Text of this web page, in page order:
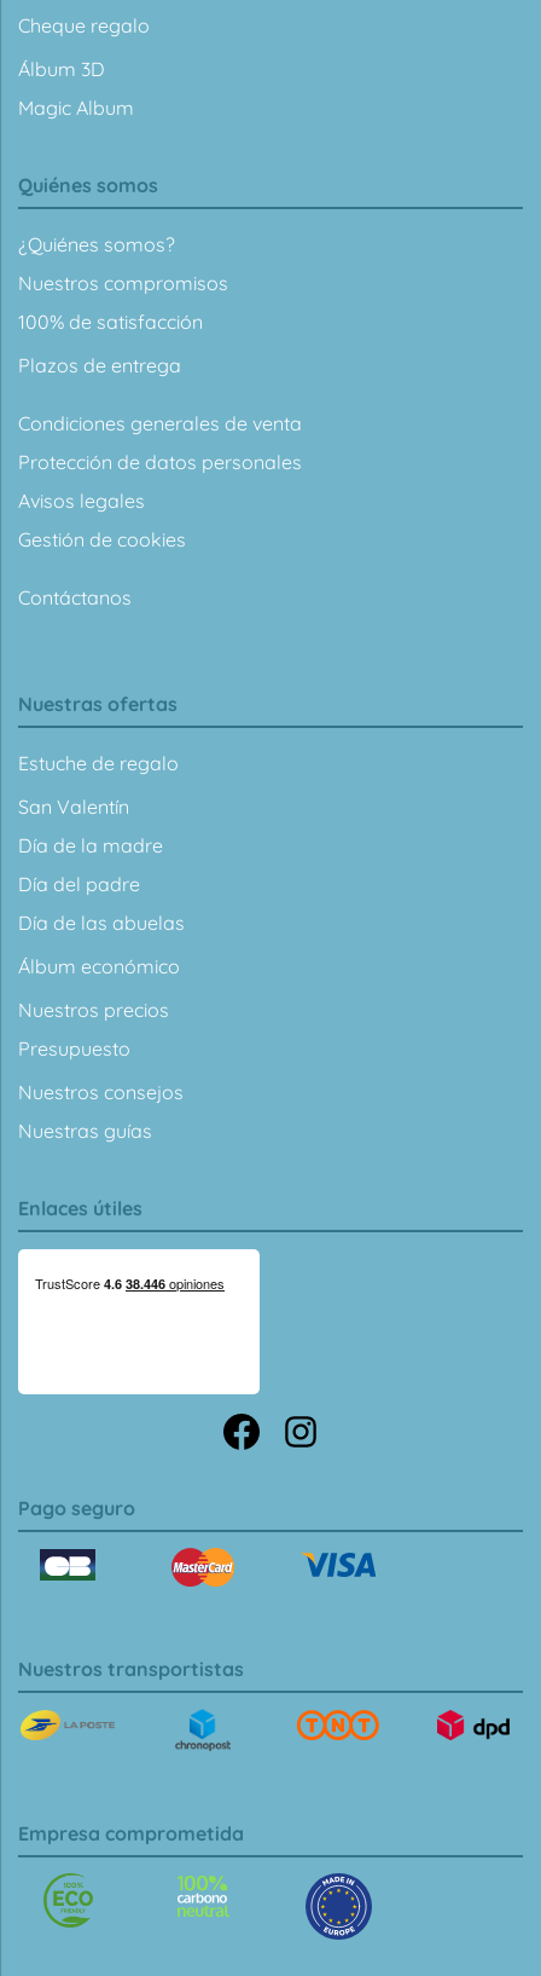
Cheque regalo
Álbum 3D
Magic Album
Quiénes somos
¿Quiénes somos?
Nuestros compromisos
100% de satisfacción
Plazos de entrega
Condiciones generales de venta
Protección de datos personales
Avisos legales
Gestión de cookies
Contáctanos
Nuestras ofertas
Estuche de regalo
San Valentín
Día de la madre
Día del padre
Día de las abuelas
Álbum económico
Nuestros precios
Presupuesto
Nuestros consejos
Nuestras guías
Enlaces útiles
Pago seguro
Nuestros transportistas
Empresa comprometida